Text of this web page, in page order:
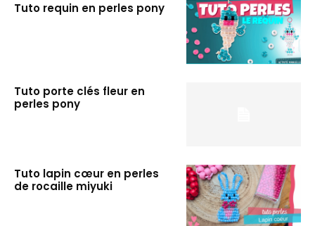
Tuto requin en perles pony
Tuto porte clés fleur en
perles pony
Tuto lapin cœur en perles
de rocaille miyuki